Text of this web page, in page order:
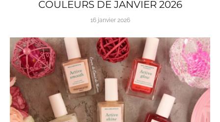
COULEURS DE JANVIER 2026
16 janvier 2026